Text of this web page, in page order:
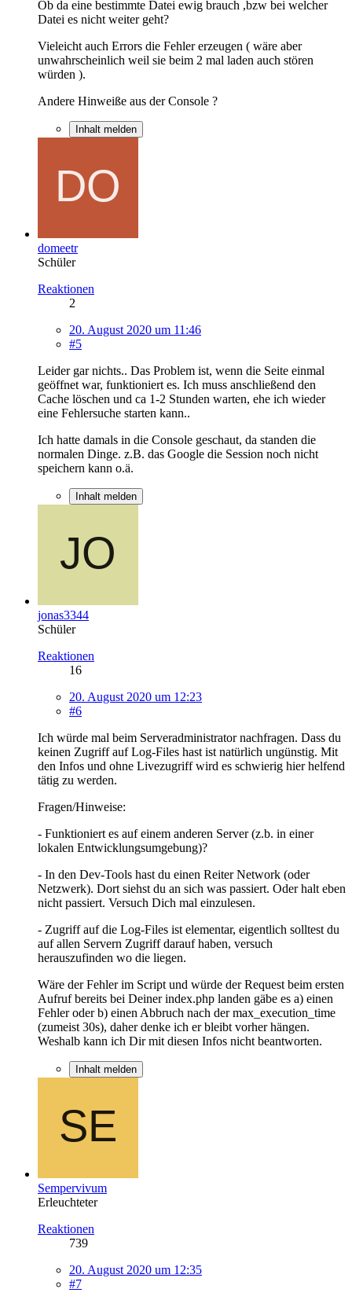
Ob da eine bestimmte Datei ewig brauch ,bzw bei welcher
Datei es nicht weiter geht?
Vieleicht auch Errors die Fehler erzeugen ( wäre aber
unwahrscheinlich weil sie beim 2 mal laden auch stören
würden ).
Andere Hinweiße aus der Console ?
Inhalt melden
domeetr
Schüler
Reaktionen
2
20. August 2020 um 11:46
#5
Leider gar nichts.. Das Problem ist, wenn die Seite einmal
geöffnet war, funktioniert es. Ich muss anschließend den
Cache löschen und ca 1-2 Stunden warten, ehe ich wieder
eine Fehlersuche starten kann..
Ich hatte damals in die Console geschaut, da standen die
normalen Dinge. z.B. das Google die Session noch nicht
speichern kann o.ä.
Inhalt melden
jonas3344
Schüler
Reaktionen
16
20. August 2020 um 12:23
#6
Ich würde mal beim Serveradministrator nachfragen. Dass du
keinen Zugriff auf Log-Files hast ist natürlich ungünstig. Mit
den Infos und ohne Livezugriff wird es schwierig hier helfend
tätig zu werden.
Fragen/Hinweise:
- Funktioniert es auf einem anderen Server (z.b. in einer
lokalen Entwicklungsumgebung)?
- In den Dev-Tools hast du einen Reiter Network (oder
Netzwerk). Dort siehst du an sich was passiert. Oder halt eben
nicht passiert. Versuch Dich mal einzulesen.
- Zugriff auf die Log-Files ist elementar, eigentlich solltest du
auf allen Servern Zugriff darauf haben, versuch
herauszufinden wo die liegen.
Wäre der Fehler im Script und würde der Request beim ersten
Aufruf bereits bei Deiner index.php landen gäbe es a) einen
Fehler oder b) einen Abbruch nach der max_execution_time
(zumeist 30s), daher denke ich er bleibt vorher hängen.
Weshalb kann ich Dir mit diesen Infos nicht beantworten.
Inhalt melden
Sempervivum
Erleuchteter
Reaktionen
739
20. August 2020 um 12:35
#7